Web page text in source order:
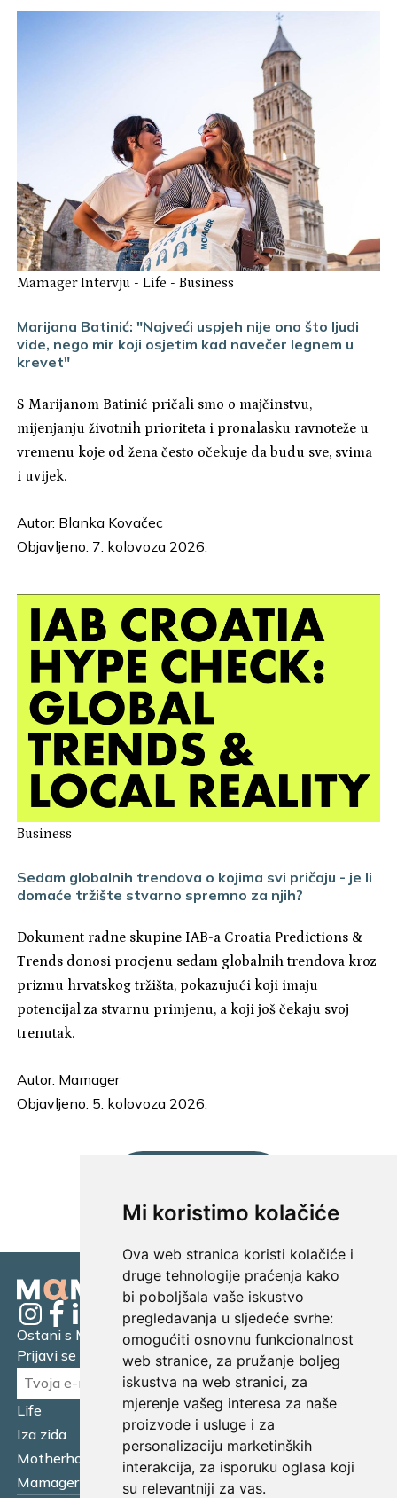
Mi koristimo kolačiće
Ova web stranica koristi kolačiće i
druge tehnologije praćenja kako
bi poboljšala vaše iskustvo
pregledavanja u sljedeće svrhe:
omogućiti osnovnu funkcionalnost
web stranice, za pružanje boljeg
iskustva na web stranici, za
mjerenje vašeg interesa za naše
proizvode i usluge i za
personalizaciju marketinških
interakcija, za isporuku oglasa koji
su relevantniji za vas.
Mamager Intervju -Life -Business
Marijana Batinić: "Najveći uspjeh nije ono što ljudi
vide, nego mir koji osjetim kad navečer legnem u
krevet"
S Marijanom Batinić pričali smo o majčinstvu,
mijenjanju životnih prioriteta i pronalasku ravnoteže u
vremenu koje od žena često očekuje da budu sve, svima
i uvijek.
Autor: Blanka Kovačec
Objavljeno: 7. kolovoza 2026.
Business
Sedam globalnih trendova o kojima svi pričaju - je li
domaće tržište stvarno spremno za njih?
Dokument radne skupine IAB-a Croatia Predictions &
Trends donosi procjenu sedam globalnih trendova kroz
prizmu hrvatskog tržišta, pokazujući koji imaju
potencijal za stvarnu primjenu, a koji još čekaju svoj
trenutak.
Autor: Mamager
Objavljeno: 5. kolovoza 2026.
Life
Financijska pismenost
Iza zida
Business
Motherhood
Tatager
Mamager Intervju
Multitasking kitchen
Ostani s Mamagerom
Prijavi se na naš newsletter.